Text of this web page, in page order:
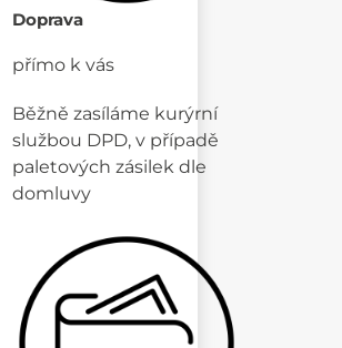
Doprava
přímo k vás
Běžně zasíláme kurýrní
službou DPD, v případě
paletových zásilek dle
domluvy